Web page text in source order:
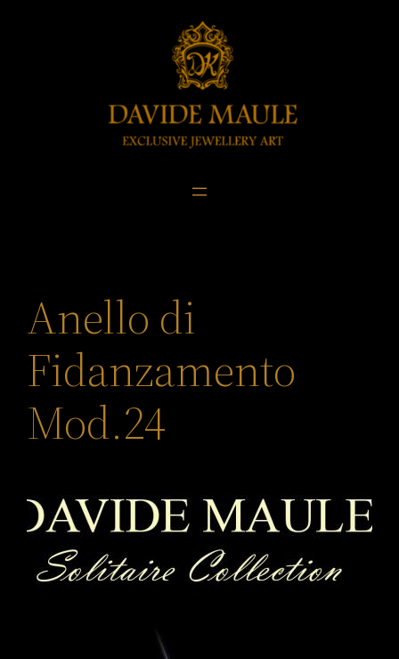
Anello di
Fidanzamento
Mod.24